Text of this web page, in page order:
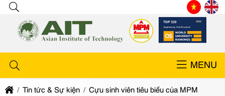
MENU
Tin tức & Sự kiện Cựu sinh viên tiêu biểu của MPM